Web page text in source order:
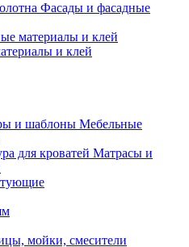
Фасады и фасадные
и клей
Мебельные
Матрасы и